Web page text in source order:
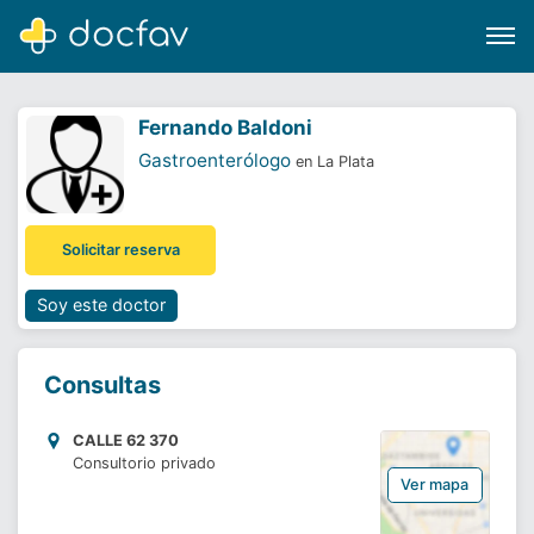
Software para clínicas
¿Eres un doctor?
Fernando Baldoni
Gastroenterólogo en La Plata
Solicitar reserva
Soy este doctor
Consultas
CALLE 62 370
Consultorio privado
Ver mapa